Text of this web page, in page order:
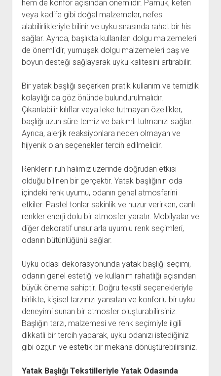
hem de konfor açısından önemlidir. Pamuk, keten
veya kadife gibi doğal malzemeler, nefes
alabilirlikleriyle bilinir ve uyku sırasında rahat bir his
sağlar. Ayrıca, başlıkta kullanılan dolgu malzemeleri
de önemlidir; yumuşak dolgu malzemeleri baş ve
boyun desteği sağlayarak uyku kalitesini artırabilir.
Bir yatak başlığı seçerken pratik kullanım ve temizlik
kolaylığı da göz önünde bulundurulmalıdır.
Çıkarılabilir kılıflar veya leke tutmayan özellikler,
başlığı uzun süre temiz ve bakımlı tutmanızı sağlar.
Ayrıca, alerjik reaksiyonlara neden olmayan ve
hijyenik olan seçenekler tercih edilmelidir.
Renklerin ruh halimiz üzerinde doğrudan etkisi
olduğu bilinen bir gerçektir. Yatak başlığının oda
içindeki renk uyumu, odanın genel atmosferini
etkiler. Pastel tonlar sakinlik ve huzur verirken, canlı
renkler enerji dolu bir atmosfer yaratır. Mobilyalar ve
diğer dekoratif unsurlarla uyumlu renk seçimleri,
odanın bütünlüğünü sağlar.
Uyku odası dekorasyonunda yatak başlığı seçimi,
odanın genel estetiği ve kullanım rahatlığı açısından
büyük öneme sahiptir. Doğru tekstil seçenekleriyle
birlikte, kişisel tarzınızı yansıtan ve konforlu bir uyku
deneyimi sunan bir atmosfer oluşturabilirsiniz.
Başlığın tarzı, malzemesi ve renk seçimiyle ilgili
dikkatli bir tercih yaparak, uyku odanızı istediğiniz
gibi özgün ve estetik bir mekana dönüştürebilirsiniz.
Yatak Başlığı Tekstilleriyle Yatak Odasında